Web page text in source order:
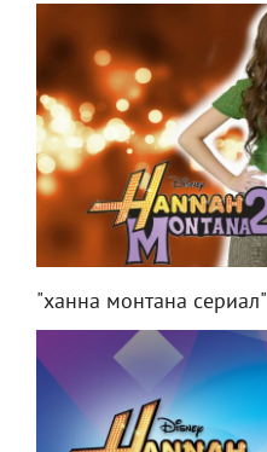
"ханна монтана сериал"